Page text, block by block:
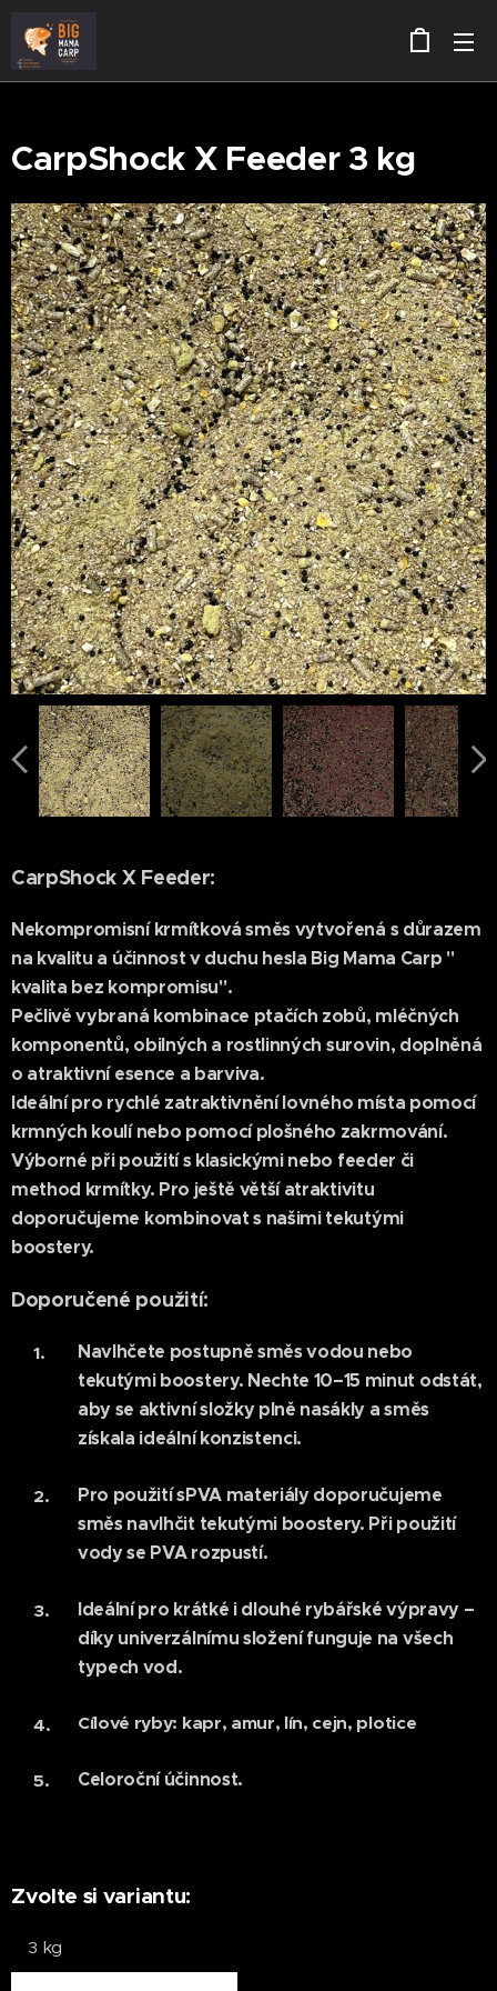
CarpShock X Feeder 3 kg
CarpShock X Feeder:
Nekompromisní krmítková směs vytvořená s důrazem
na kvalitu a účinnost v duchu hesla Big Mama Carp "
kvalita bez kompromisu".
Pečlivě vybraná kombinace ptačích zobů, mléčných
komponentů, obilných a rostlinných surovin, doplněná
o atraktivní esence a barviva.
Ideální pro rychlé zatraktivnění lovného místa pomocí
krmných koulí nebo pomocí plošného zakrmování.
Výborné při použití s klasickými nebo feeder či
method krmítky. Pro ještě větší atraktivitu
doporučujeme kombinovat s našimi tekutými
boostery.
Doporučené použití:
Navlhčete postupněsměs vodou nebo
tekutými boostery. Nechte 10–15 minut odstát,
aby se aktivní složky plně nasákly a směs
získala ideální konzistenci.
Pro použití sPVA materiály doporučujeme
směs navlhčit tekutými boostery. Při použití
vody se PVA rozpustí.
Ideální pro krátké i dlouhé rybářské výpravy –
díky univerzálnímu složení funguje na všech
typech vod.
Cílové ryby: kapr, amur, lín, cejn, plotice
Celoroční účinnost.
Zvolte si variantu:
3 kg